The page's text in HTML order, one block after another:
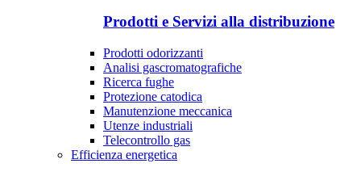
Prodotti e Servizi alla distribuzione
Prodotti odorizzanti
Analisi gascromatografiche
Ricerca fughe
Protezione catodica
Manutenzione meccanica
Utenze industriali
Telecontrollo gas
Efficienza energetica